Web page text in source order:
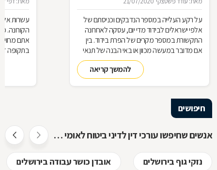
על רקע העלייה במספר הנדבקים וכניסתם של
אלפי ישראלים לבידוד מדי יום, עסקה לאחרונה
התקשורת במספר מקרים של הפרת בידוד. בין
אם מדובר במעשה מכוון או באי הבנה של תנאי
הבידוד, להפרת הבידוד ישנן השלכות אותן חשוב
להמשך קריאה
עשרות
הקורונה.
אתם
בתקופה
חיפושים
אנשים שחיפשו עורכי דין לדיני ביטוח לאומי חיפשו גם
נזקי גוף בירושלים אובדן כושר עבודה בירושלים